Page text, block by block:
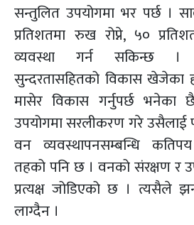
सन्तुलित उपयोगमा भर पर्छ ।
प्रतिशतमा रुख रोप्ने, ५०
व्यवस्था गर्न सकिन्छ ।
सुन्दरतासहितको विकास खेजेका
मासेर विकास गर्नुपर्छ
उपयोगमा सरलीकरण गरे उसैलाई
वन व्यवस्थापनसम्बन्धि कतिपय
तहको पनि छ । वनको संरक्षण र
प्रत्यक्ष जोडिएको छ । त्यसैले
लाग्दैन ।